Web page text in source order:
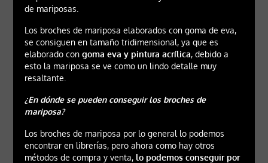
de mariposas.
Los broches de mariposa elaborados con goma de eva,
se consiguen en tamaño tridimensional, ya que es
elaborado con goma eva y pintura acrílica, debido a
esto la mariposa se ve como un lindo detalle muy
resaltante.
¿En dónde se pueden conseguir los broches de
mariposa?
Los broches de mariposa por lo general lo podemos
encontrar en librerías, pero ahora como hay otros
métodos de compra y venta, lo podemos conseguir por